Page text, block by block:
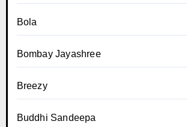
Bola
Bombay Jayashree
Breezy
Buddhi Sandeepa